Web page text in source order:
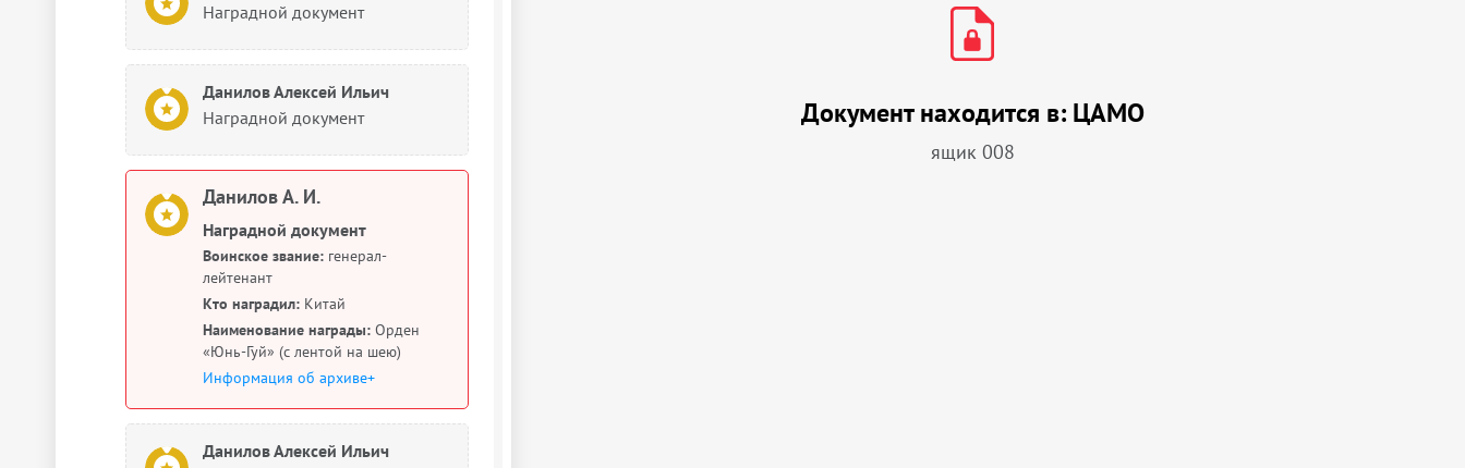
Наградной документ
Данилов Алексей Ильич
Наградной документ
Данилов А. И.
Наградной документ
Воинское звание: генерал-
лейтенант
Кто наградил: Китай
Наименование награды: Орден
«Юнь-Гуй» (с лентой на шею)
Информация об архиве+
Данилов Алексей Ильич
Документ находится в: ЦАМО
ящик 008